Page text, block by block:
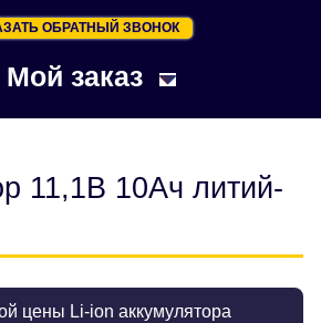
ОБРАТНЫЙ ЗВОНОК
Мой заказ
11,1В 10Ач литий-
цены Li-ion аккумулятора